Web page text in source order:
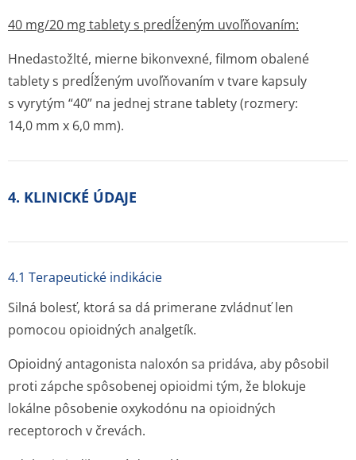
40 mg/20 mg tablety s predĺženým uvoľňovaním:
Hnedastožlté, mierne bikonvexné, filmom obalené
tablety s predĺženým uvoľňovaním v tvare kapsuly
s vyrytým “40” na jednej strane tablety (rozmery:
14,0 mm x 6,0 mm).
4. KLINICKÉ ÚDAJE
4.1 Terapeutické indikácie
Silná bolesť, ktorá sa dá primerane zvládnuť len
pomocou opioidných analgetík.
Opioidný antagonista naloxón sa pridáva, aby pôsobil
proti zápche spôsobenej opioidmi tým, že blokuje
lokálne pôsobenie oxykodónu na opioidných
receptoroch v črevách.